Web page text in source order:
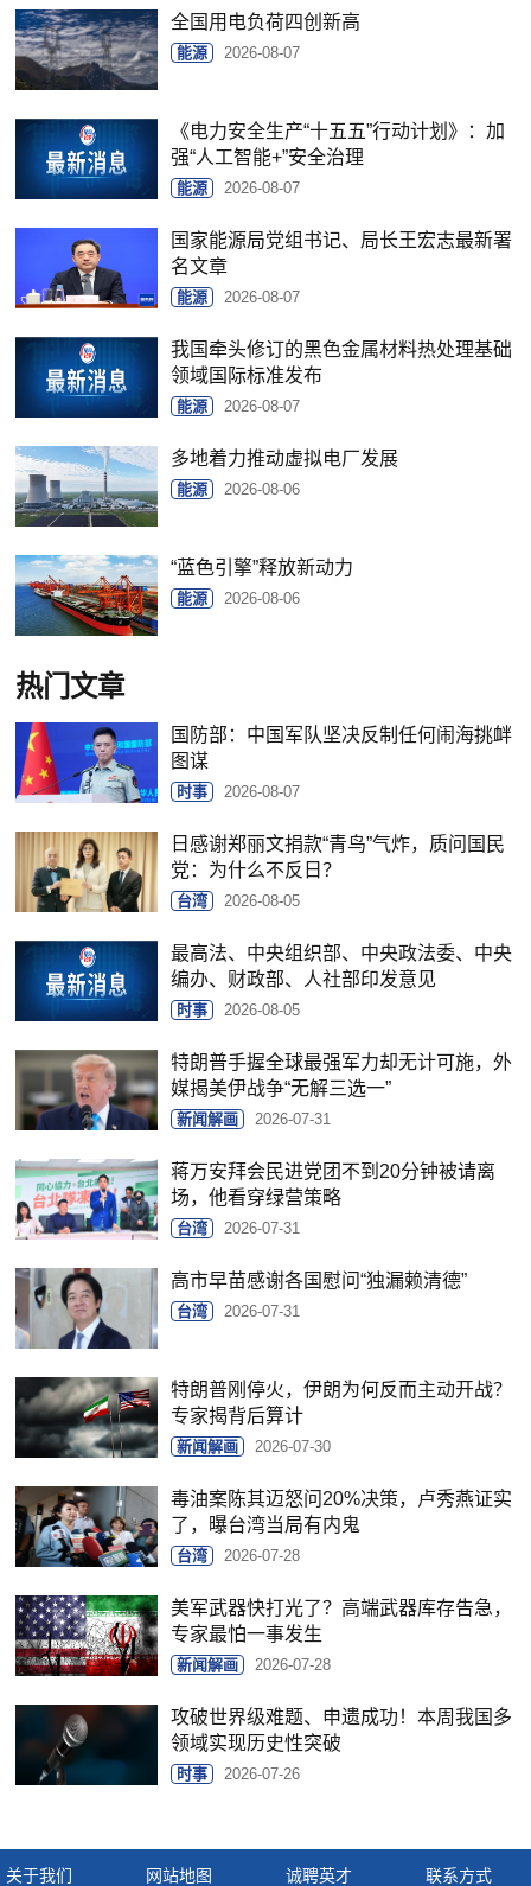
全国用电负荷四创新高
能源 2026-08-07
《电力安全生产“十五五”行动计划》：加
强“人工智能+”安全治理
能源 2026-08-07
国家能源局党组书记、局长王宏志最新署
名文章
能源 2026-08-07
我国牵头修订的黑色金属材料热处理基础
领域国际标准发布
能源 2026-08-07
多地着力推动虚拟电厂发展
能源 2026-08-06
“蓝色引擎”释放新动力
能源 2026-08-06
热门文章
国防部：中国军队坚决反制任何闹海挑衅
图谋
时事 2026-08-07
日感谢郑丽文捐款“青鸟”气炸，质问国民
党：为什么不反日？
台湾 2026-08-05
最高法、中央组织部、中央政法委、中央
编办、财政部、人社部印发意见
时事 2026-08-05
特朗普手握全球最强军力却无计可施，外
媒揭美伊战争“无解三选一”
新闻解画 2026-07-31
蒋万安拜会民进党团不到20分钟被请离
场，他看穿绿营策略
台湾 2026-07-31
高市早苗感谢各国慰问“独漏赖清德”
台湾 2026-07-31
特朗普刚停火，伊朗为何反而主动开战？
专家揭背后算计
新闻解画 2026-07-30
毒油案陈其迈怒问20%决策，卢秀燕证实
了，曝台湾当局有内鬼
台湾 2026-07-28
美军武器快打光了？高端武器库存告急，
专家最怕一事发生
新闻解画 2026-07-28
攻破世界级难题、申遗成功！本周我国多
领域实现历史性突破
时事 2026-07-26
关于我们 网站地图 诚聘英才 联系方式